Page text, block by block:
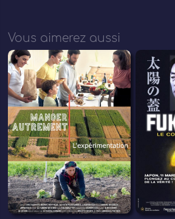
Vous aimerez aussi